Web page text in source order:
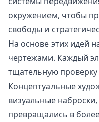
окружением, чтобы
свободы и
На основе этих идей
чертежами. Каждый
тщательную проверку
Концептуальные
визуальные
превращались в